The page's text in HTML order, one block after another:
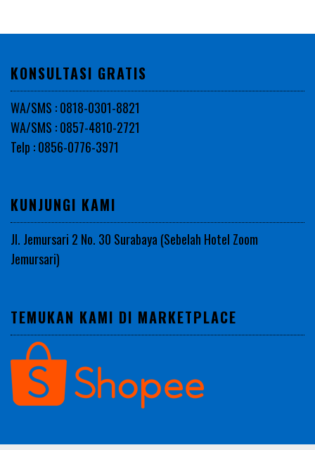
KONSULTASI GRATIS
WA/SMS : 0818-0301-8821
WA/SMS : 0857-4810-2721
Telp : 0856-0776-3971
KUNJUNGI KAMI
Jl. Jemursari 2 No. 30 Surabaya (Sebelah Hotel Zoom
Jemursari)
TEMUKAN KAMI DI MARKETPLACE